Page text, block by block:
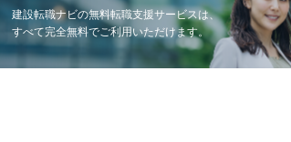
建設転職ナビの無料転職支援サービスは、
すべて完全無料でご利用いただけます。